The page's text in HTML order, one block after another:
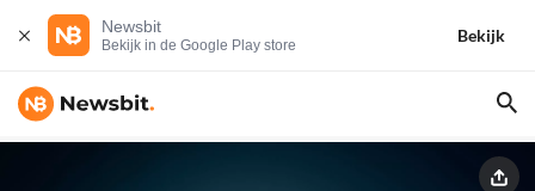
Newsbit
Bekijk in de Google Play store
Bekijk